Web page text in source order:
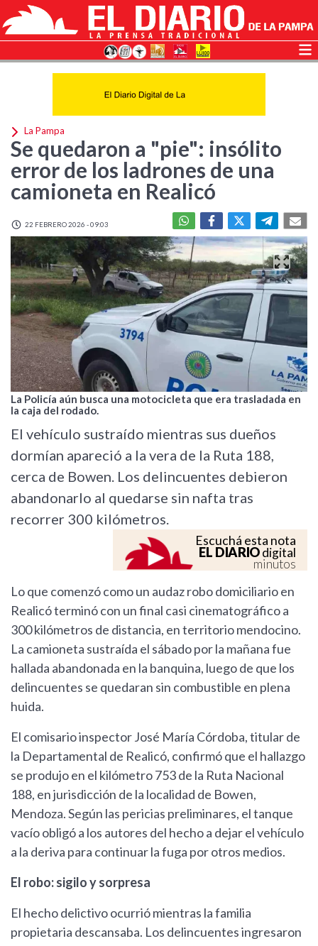
La Pampa
Se quedaron a "pie": insólito
error de los ladrones de una
camioneta en Realicó
22 FEBRERO 2026 - 09:03
La Policía aún busca una motocicleta que era trasladada en
la caja del rodado.
El vehículo sustraído mientras sus dueños
dormían apareció a la vera de la Ruta 188,
cerca de Bowen. Los delincuentes debieron
abandonarlo al quedarse sin nafta tras
recorrer 300 kilómetros.
Escuchá esta nota
EL DIARIOdigital
minutos
Lo que comenzó como un audaz robo domiciliario en
Realicó terminó con un final casi cinematográfico a
300 kilómetros de distancia, en territorio mendocino.
La camioneta sustraída el sábado por la mañana fue
hallada abandonada en la banquina, luego de que los
delincuentes se quedaran sin combustible en plena
huida.
El comisario inspector José María Córdoba, titular de
la Departamental de Realicó, confirmó que el hallazgo
se produjo en el kilómetro 753 de la Ruta Nacional
188, en jurisdicción de la localidad de Bowen,
Mendoza. Según las pericias preliminares, el tanque
vacío obligó a los autores del hecho a dejar el vehículo
a la deriva para continuar la fuga por otros medios.
El robo: sigilo y sorpresa
El hecho delictivo ocurrió mientras la familia
propietaria descansaba. Los delincuentes ingresaron